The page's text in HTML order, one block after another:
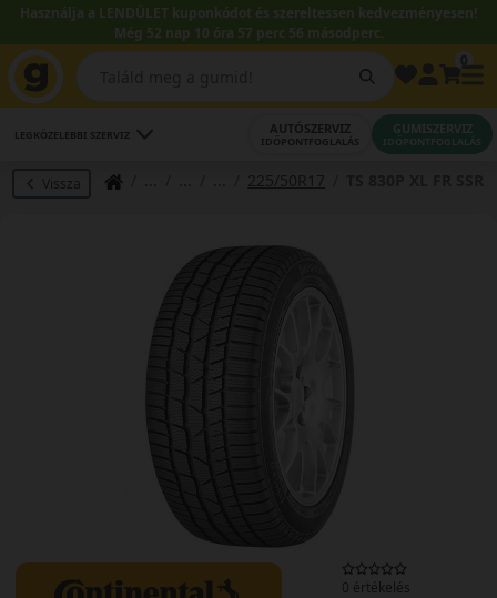
Használja a LENDÜLET kuponkódot és szereltessen kedvezményesen!
Még 52 nap 10 óra 57 perc 55 másodperc.
LEGKÖZELEBBI SZERVIZ AUTÓSZERVIZ
IDŐPONTFOGLALÁS
GUMISZERVIZ
IDŐPONTFOGLALÁS
Vissza 225/50R17
0 értékelés